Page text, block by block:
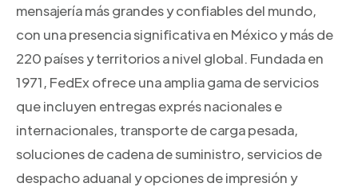
mensajería más grandes y confiables del mundo,
con una presencia significativa en México y más de
220 países y territorios a nivel global. Fundada en
1971, FedEx ofrece una amplia gama de servicios
que incluyen entregas exprés nacionales e
internacionales, transporte de carga pesada,
soluciones de cadena de suministro, servicios de
despacho aduanal y opciones de impresión y